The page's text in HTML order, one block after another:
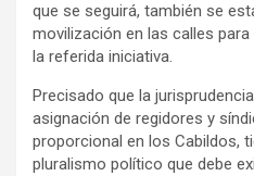
que se seguirá, también se
movilización en las calles
la referida iniciativa.
Precisado que la
asignación de regidores y
proporcional en los Cabildos,
pluralismo político que debe